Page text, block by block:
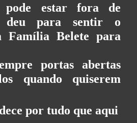
pode estar fora de
deu para sentir o
Família Belete para
portas abertas
quando quiserem
por tudo que aqui